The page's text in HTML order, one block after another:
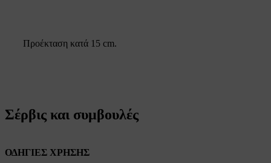
Προέκταση κατά 15 cm.
Σέρβις και συμβουλές
ΟΔΗΓΙΕΣ ΧΡΗΣΗΣ